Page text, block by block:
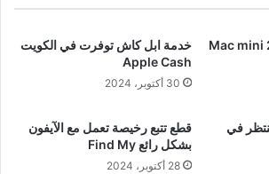
خدمة ابل كاش توفرت في الكويت
Apple Cash
30 أكتوبر، 2024
في
قطع تتبع رخيصة تعمل مع الآيفون
بشكل رائع Find My
28 أكتوبر، 2024